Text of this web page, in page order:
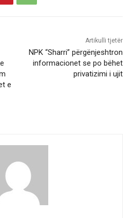
e
Artikulli tjetër
NPK “Sharri” përgënjeshtron
informacionet se po bëhet
privatizimi i ujit